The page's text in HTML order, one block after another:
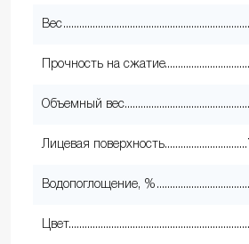
Вес
Прочность на сжатие
Объемный вес
Лицевая поверхность
Водопоглощение, %
Цвет